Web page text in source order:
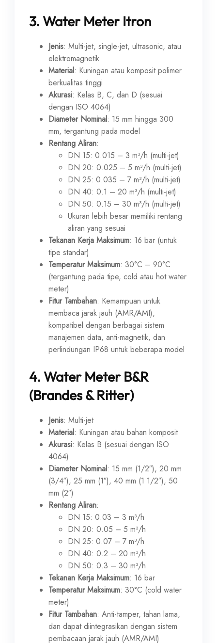
3. Water Meter Itron
Jenis: Multi-jet, single-jet, ultrasonic, atau
elektromagnetik
Material: Kuningan atau komposit polimer
berkualitas tinggi
Akurasi: Kelas B, C, dan D (sesuai
dengan ISO 4064)
Diameter Nominal: 15 mm hingga 300
mm, tergantung pada model
Rentang Aliran:
DN 15: 0.015 – 3 m³/h (multi-jet)
DN 20: 0.025 – 5 m³/h (multi-jet)
DN 25: 0.035 – 7 m³/h (multi-jet)
DN 40: 0.1 – 20 m³/h (multi-jet)
DN 50: 0.15 – 30 m³/h (multi-jet)
Ukuran lebih besar memiliki rentang
aliran yang sesuai
Tekanan Kerja Maksimum: 16 bar (untuk
tipe standar)
Temperatur Maksimum: 30°C – 90°C
(tergantung pada tipe, cold atau hot water
meter)
Fitur Tambahan: Kemampuan untuk
membaca jarak jauh (AMR/AMI),
kompatibel dengan berbagai sistem
manajemen data, anti-magnetik, dan
perlindungan IP68 untuk beberapa model
4. Water Meter B&R
(Brandes & Ritter)
Jenis: Multi-jet
Material: Kuningan atau bahan komposit
Akurasi: Kelas B (sesuai dengan ISO
4064)
Diameter Nominal: 15 mm (1/2″), 20 mm
(3/4″), 25 mm (1″), 40 mm (1 1/2″), 50
mm (2″)
Rentang Aliran:
DN 15: 0.03 – 3 m³/h
DN 20: 0.05 – 5 m³/h
DN 25: 0.07 – 7 m³/h
DN 40: 0.2 – 20 m³/h
DN 50: 0.3 – 30 m³/h
Tekanan Kerja Maksimum: 16 bar
Temperatur Maksimum: 30°C (cold water
meter)
Fitur Tambahan: Anti-tamper, tahan lama,
dan dapat diintegrasikan dengan sistem
pembacaan jarak jauh (AMR/AMI)